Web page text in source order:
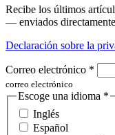
Recibe los últimos
— enviados
Declaración sobre la
Correo electrónico *
correo electrónico
Escoge una idioma *
Inglés
Español